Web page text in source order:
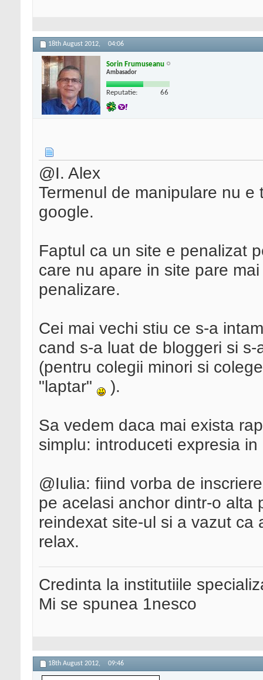
18th August 2012, 04:06
Sorin Frumuseanu
Ambasador
Reputatie: 66
@I. Alex
Termenul de manipulare nu
google.
Faptul ca un site e penalizat
care nu apare in site pare
penalizare.
Cei mai vechi stiu ce s-a
cand s-a luat de bloggeri si
(pentru colegii minori si
"laptar"
).
Sa vedem daca mai exista
simplu: introduceti expresia in
@Iulia: fiind vorba de
pe acelasi anchor dintr-o alta
reindexat site-ul si a vazut ca
relax.
Credinta la institutiile
Mi se spunea 1nesco
18th August 2012, 09:46